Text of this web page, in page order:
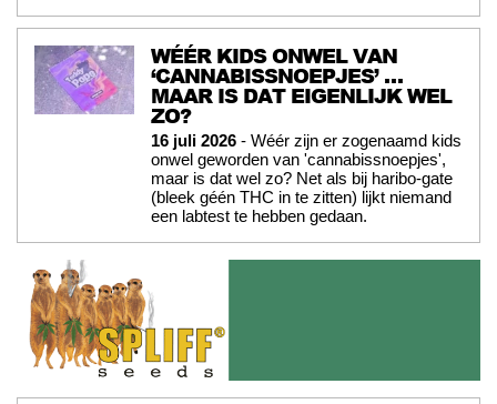
WÉÉR KIDS ONWEL VAN
‘CANNABISSNOEPJES’ …
MAAR IS DAT EIGENLIJK WEL
ZO?
16 juli 2026 - Wéér zijn er zogenaamd kids
onwel geworden van 'cannabissnoepjes',
maar is dat wel zo? Net als bij haribo-gate
(bleek géén THC in te zitten) lijkt niemand
een labtest te hebben gedaan.